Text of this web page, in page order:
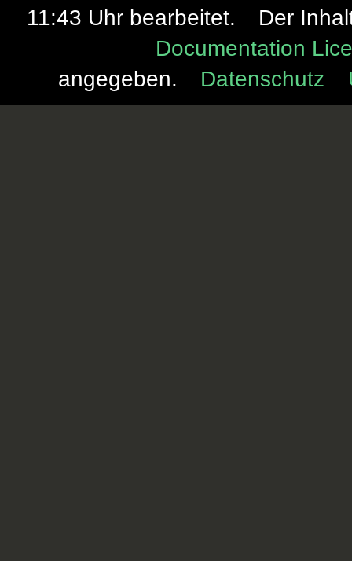
11:43 Uhr bearbeitet.
Der
Documentation
angegeben.
Datenschutz